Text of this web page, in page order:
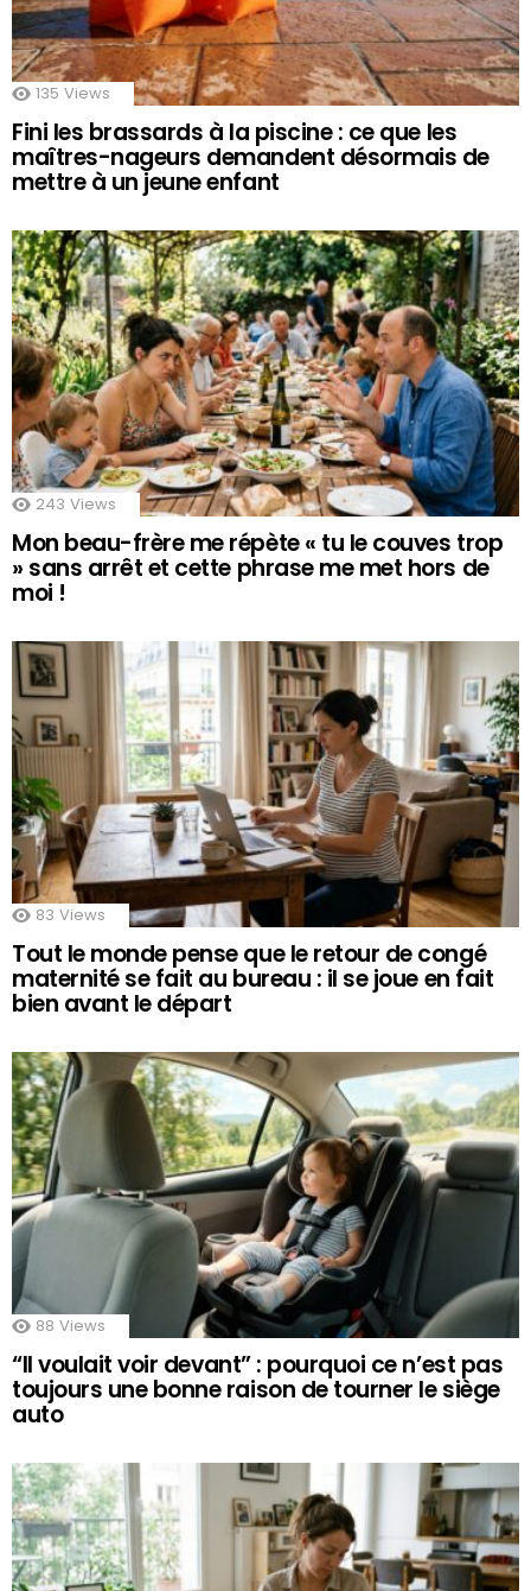
135 Views
Fini les brassards à la piscine : ce que les
maîtres-nageurs demandent désormais de
mettre à un jeune enfant
243 Views
Mon beau-frère me répète « tu le couves trop
» sans arrêt et cette phrase me met hors de
moi !
83 Views
Tout le monde pense que le retour de congé
maternité se fait au bureau : il se joue en fait
bien avant le départ
88 Views
“Il voulait voir devant” : pourquoi ce n’est pas
toujours une bonne raison de tourner le siège
auto